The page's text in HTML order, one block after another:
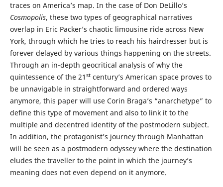
traces on America’s map. In the case of Don DeLillo’s
Cosmopolis, these two types of geographical narratives
overlap in Eric Packer’s chaotic limousine ride across New
York, through which he tries to reach his hairdresser but is
forever delayed by various things happening on the streets.
Through an in-depth geocritical analysis of why the
quintessence of the 21 stcentury’s American space proves to
be unnavigable in straightforward and ordered ways
anymore, this paper will use Corin Braga’s “anarchetype” to
define this type of movement and also to link it to the
multiple and decentred identity of the postmodern subject.
In addition, the protagonist’s journey through Manhattan
will be seen as a postmodern odyssey where the destination
eludes the traveller to the point in which the journey’s
meaning does not even depend on it anymore.